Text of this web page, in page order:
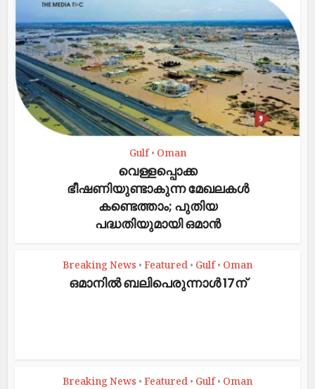
Gulf • Oman
വെള്ളപ്പൊക്ക
ഭീഷണിയുണ്ടാകുന്ന മേഖലകൾ
കണ്ടെത്താം; പുതിയ
പദ്ധതിയുമായി ഒമാൻ
Breaking News • Featured • Gulf • Oman
ഒമാനിൽ ബലി​പെരുന്നാൾ 17ന്​
Breaking News • Featured • Gulf • Oman